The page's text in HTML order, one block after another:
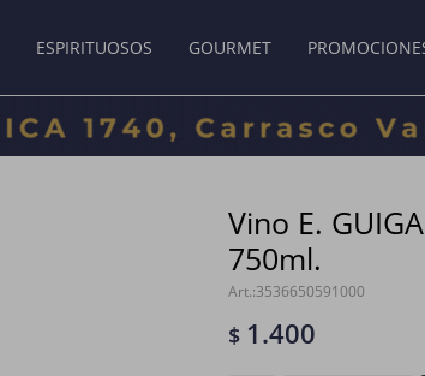
ESPIRITUOSOS GOURMET
Vino E.
750ml.
3536650591000
$ 1.400